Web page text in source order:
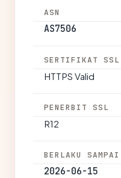
ASN
AS7506
SERTIFIKAT SSL
HTTPS Valid
PENERBIT SSL
R12
BERLAKU SAMPAI
2026-06-15